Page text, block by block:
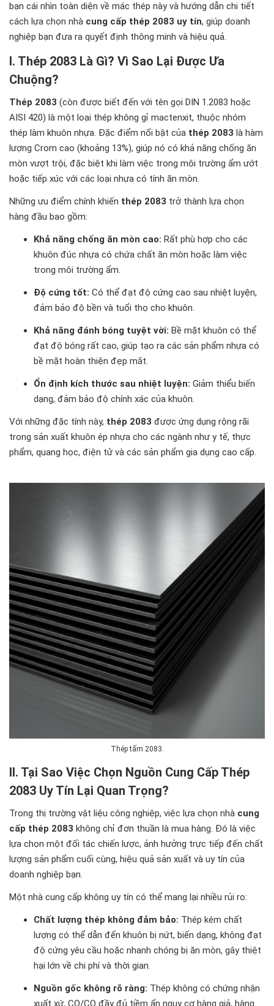
bạn cái nhìn toàn diện về mác thép này và hướng dẫn chi tiết
cách lựa chọn nhà cung cấp thép 2083 uy tín, giúp doanh
nghiệp bạn đưa ra quyết định thông minh và hiệu quả.
I. Thép 2083 Là Gì? Vì Sao Lại Được Ưa
Chuộng?
Thép 2083 (còn được biết đến với tên gọi DIN 1.2083 hoặc
AISI 420) là một loại thép không gỉ mactenxit, thuộc nhóm
thép làm khuôn nhựa. Đặc điểm nổi bật của thép 2083 là hàm
lượng Crom cao (khoảng 13%), giúp nó có khả năng chống ăn
mòn vượt trội, đặc biệt khi làm việc trong môi trường ẩm ướt
hoặc tiếp xúc với các loại nhựa có tính ăn mòn.
Những ưu điểm chính khiến thép 2083 trở thành lựa chọn
hàng đầu bao gồm:
Khả năng chống ăn mòn cao: Rất phù hợp cho các
khuôn đúc nhựa có chứa chất ăn mòn hoặc làm việc
trong môi trường ẩm.
Độ cứng tốt: Có thể đạt độ cứng cao sau nhiệt luyện,
đảm bảo độ bền và tuổi thọ cho khuôn.
Khả năng đánh bóng tuyệt vời: Bề mặt khuôn có thể
đạt độ bóng rất cao, giúp tạo ra các sản phẩm nhựa có
bề mặt hoàn thiện đẹp mắt.
Ổn định kích thước sau nhiệt luyện: Giảm thiểu biến
dạng, đảm bảo độ chính xác của khuôn.
Với những đặc tính này, thép 2083 được ứng dụng rộng rãi
trong sản xuất khuôn ép nhựa cho các ngành như y tế, thực
phẩm, quang học, điện tử và các sản phẩm gia dụng cao cấp.
Thép tấm 2083.
II. Tại Sao Việc Chọn Nguồn Cung Cấp Thép
2083 Uy Tín Lại Quan Trọng?
Trong thị trường vật liệu công nghiệp, việc lựa chọn nhà cung
cấp thép 2083 không chỉ đơn thuần là mua hàng. Đó là việc
lựa chọn một đối tác chiến lược, ảnh hưởng trực tiếp đến chất
lượng sản phẩm cuối cùng, hiệu quả sản xuất và uy tín của
doanh nghiệp bạn.
Một nhà cung cấp không uy tín có thể mang lại nhiều rủi ro:
Chất lượng thép không đảm bảo: Thép kém chất
lượng có thể dẫn đến khuôn bị nứt, biến dạng, không đạt
độ cứng yêu cầu hoặc nhanh chóng bị ăn mòn, gây thiệt
hại lớn về chi phí và thời gian.
Nguồn gốc không rõ ràng: Thép không có chứng nhận
xuất xứ, CO/CQ đầy đủ tiềm ẩn nguy cơ hàng giả, hàng